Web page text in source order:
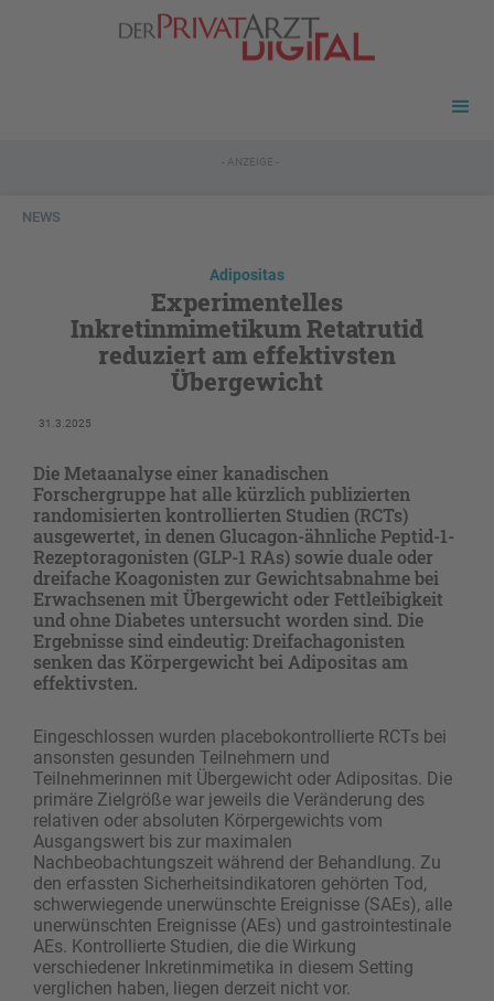
- ANZEIGE -
NEWS
Adipositas
Experimentelles
Inkretinmimetikum Retatrutid
reduziert am effektivsten
Übergewicht
31.3.2025
Die Metaanalyse einer kanadischen
Forschergruppe hat alle kürzlich publizierten
randomisierten kontrollierten Studien (RCTs)
ausgewertet, in denen Glucagon-ähnliche Peptid-1-
Rezeptoragonisten (GLP-1 RAs) sowie duale oder
dreifache Koagonisten zur Gewichtsabnahme bei
Erwachsenen mit Übergewicht oder Fettleibigkeit
und ohne Diabetes untersucht worden sind. Die
Ergebnisse sind eindeutig: Dreifachagonisten
senken das Körpergewicht bei Adipositas am
effektivsten.
Eingeschlossen wurden placebokontrollierte RCTs bei
ansonsten gesunden Teilnehmern und
Teilnehmerinnen mit Übergewicht oder Adipositas. Die
primäre Zielgröße war jeweils die Veränderung des
relativen oder absoluten Körpergewichts vom
Ausgangswert bis zur maximalen
Nachbeobachtungszeit während der Behandlung. Zu
den erfassten Sicherheitsindikatoren gehörten Tod,
schwerwiegende unerwünschte Ereignisse (SAEs), alle
unerwünschten Ereignisse (AEs) und gastrointestinale
AEs. Kontrollierte Studien, die die Wirkung
verschiedener Inkretinmimetika in diesem Setting
verglichen haben, liegen derzeit nicht vor.